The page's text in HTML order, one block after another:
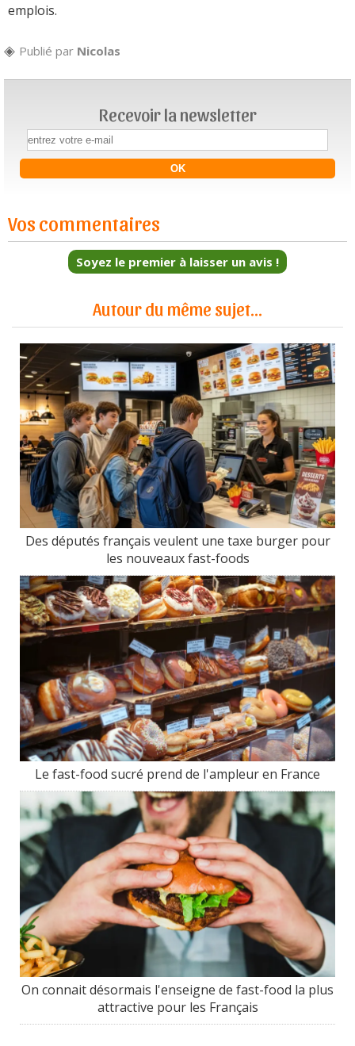
emplois.
Publié par Nicolas
Recevoir la newsletter
Vos commentaires
Soyez le premier à laisser un avis !
Autour du même sujet...
Des députés français veulent une taxe burger pour
les nouveaux fast-foods
Le fast-food sucré prend de l'ampleur en France
On connait désormais l'enseigne de fast-food la plus
attractive pour les Français